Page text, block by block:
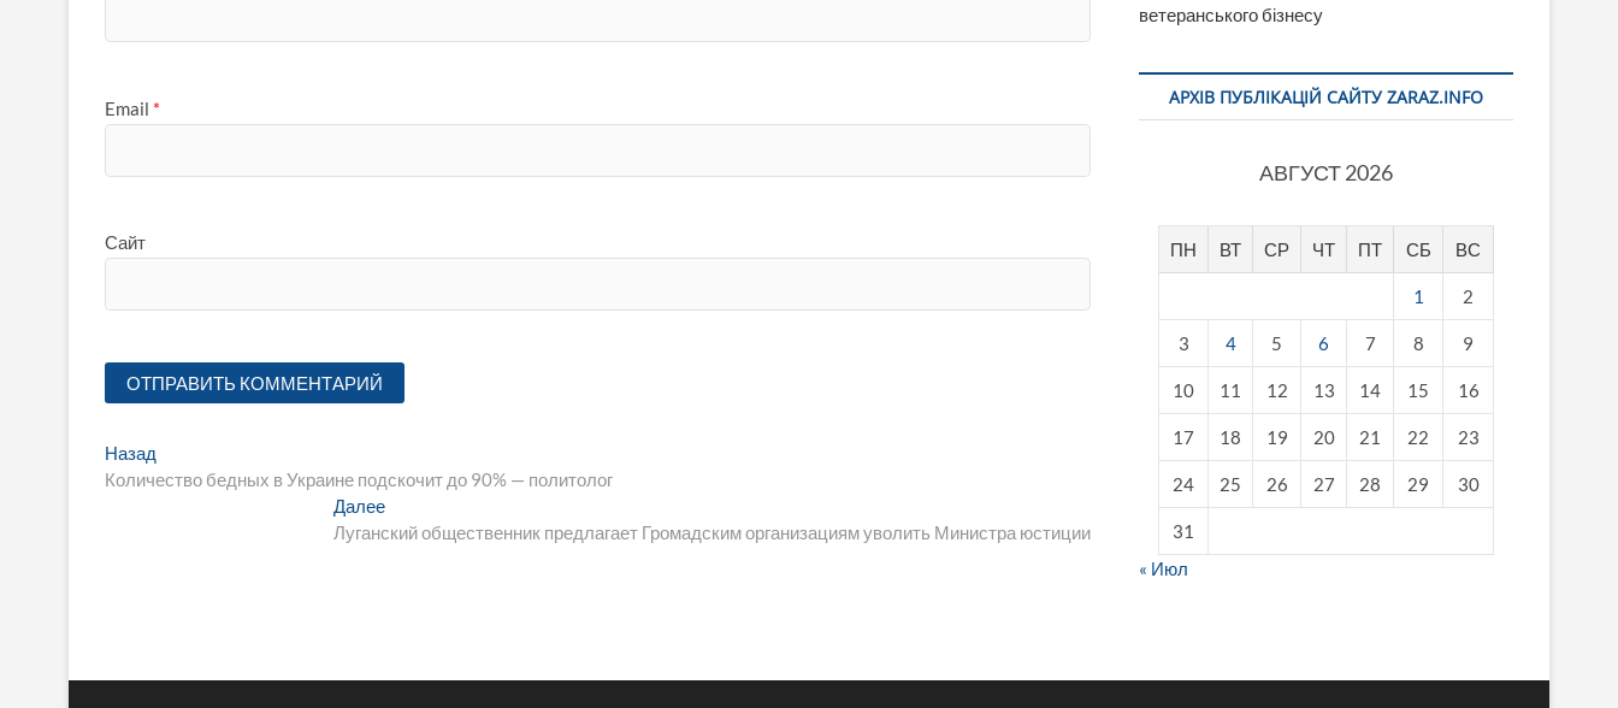
Email *
Сайт
Навигация
по
Назад
запись:
Количество бедных в Украине подскочит до 90% — политолог
ДалееСледующая
запись:
Луганский общественник предлагает Громадским организациям уволить Министра юстиции
ветеранського бізнесу
АРХІВ ПУБЛІКАЦІЙ САЙТУ ZARAZ.INFO
АВГУСТ 2026
ПН ВТ СР ЧТ ПТ СБ ВС
1 2
3 4 5 6 7 8 9
10 11 12 13 14 15 16
17 18 19 20 21 22 23
24 25 26 27 28 29 30
31
« Июл